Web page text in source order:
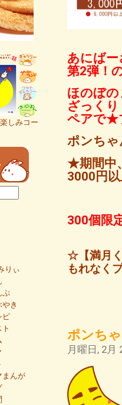
あにば
第2弾！
ほのぼ
ざっく
ペアで★
ポンち
★期間中
3000円
300個限
☆【満月
もれなく
ポンち
月曜日, 2月
しみコー
りぃ
ぷ
き
ピ
まんが